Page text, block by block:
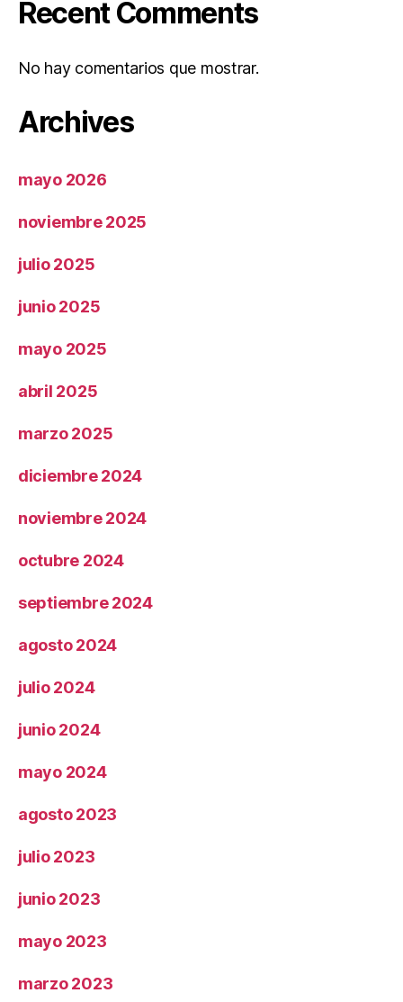
Recent Comments
No hay comentarios que mostrar.
Archives
mayo 2026
noviembre 2025
julio 2025
junio 2025
mayo 2025
abril 2025
marzo 2025
diciembre 2024
noviembre 2024
octubre 2024
septiembre 2024
agosto 2024
julio 2024
junio 2024
mayo 2024
agosto 2023
julio 2023
junio 2023
mayo 2023
marzo 2023